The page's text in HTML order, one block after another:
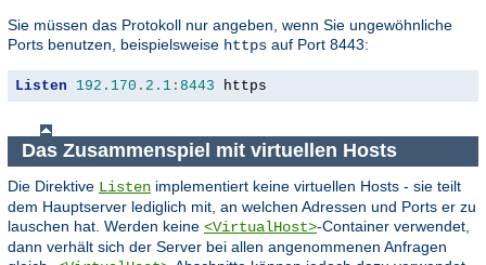
Sie müssen das Protokoll nur angeben, wenn Sie ungewöhnliche
Ports benutzen, beispielsweise https auf Port 8443:
Listen 192.170 . 2.1 : 8443 https
Das Zusammenspiel mit virtuellen Hosts
Die Direktive Listen implementiert keine virtuellen Hosts - sie teilt
dem Hauptserver lediglich mit, an welchen Adressen und Ports er zu
lauschen hat. Werden keine <VirtualHost>-Container verwendet,
dann verhält sich der Server bei allen angenommenen Anfragen